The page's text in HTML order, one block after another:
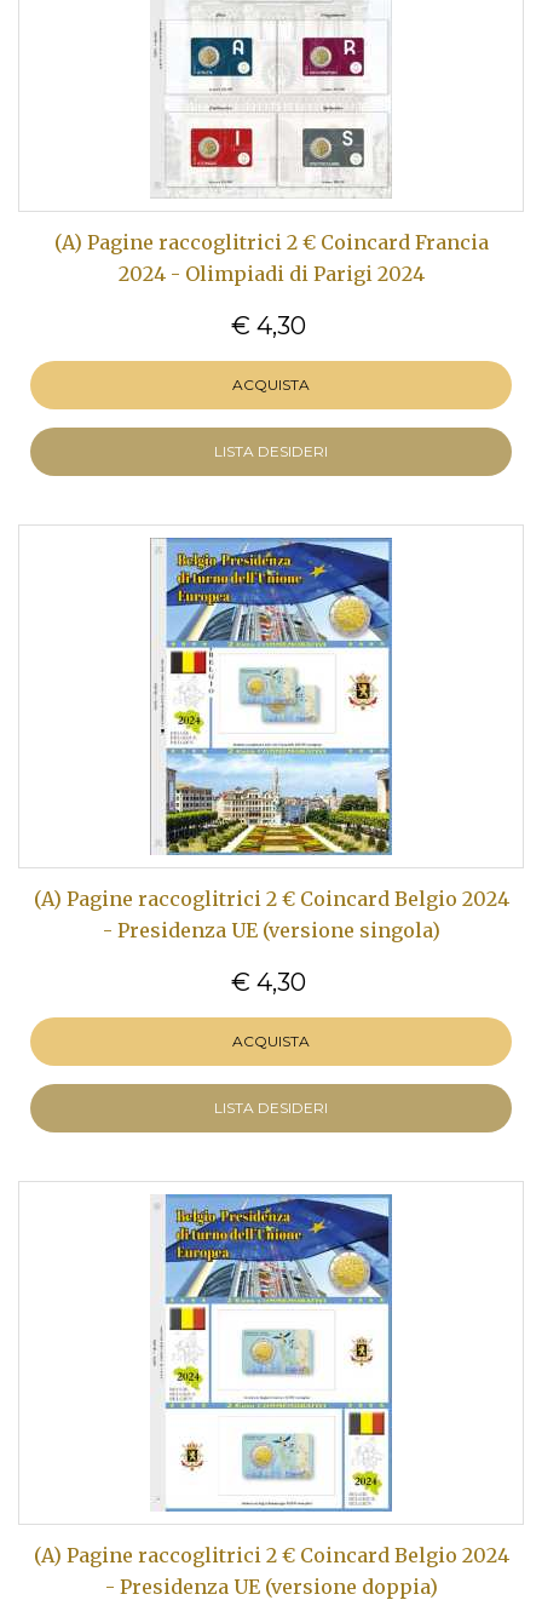
(A) Pagine raccoglitrici 2 € Coincard Francia
2024 - Olimpiadi di Parigi 2024
€ 4,30
ACQUISTA
LISTA DESIDERI
(A) Pagine raccoglitrici 2 € Coincard Belgio 2024
- Presidenza UE (versione singola)
€ 4,30
ACQUISTA
LISTA DESIDERI
(A) Pagine raccoglitrici 2 € Coincard Belgio 2024
- Presidenza UE (versione doppia)